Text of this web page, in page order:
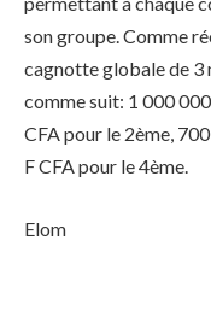
son groupe. Comme
cagnotte globale de 3
comme suit: 1 000
CFA pour le 2ème,
F CFA pour le 4ème.
Elom